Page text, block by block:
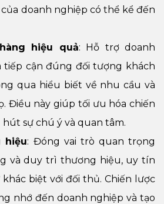
doanh nghiệp có thể kể đến
hiệu quả: Hỗ trợ doanh
tiếp cận đúng đối tượng khách
qua hiểu biết về nhu cầu và
Điều này giúp tối ưu hóa chiến
sự chú ý và quan tâm.
hiệu: Đóng vai trò quan trọng
và duy trì thương hiệu, uy tín
biệt với đối thủ. Chiến lược
nhớ đến doanh nghiệp và tạo